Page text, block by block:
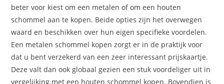
beter voor kiest om een metalen of om een houten
schommel aan te kopen. Beide opties zijn het overwegen
waard en beschikken over hun eigen specifieke voordelen.
Een metalen schommel kopen zorgt er in de praktijk voor
dat u bent verzekerd van een zeer interessant prijskaartje.
Deze valt dan ook globaal gezien een stuk voordeliger uit in
vergelijking met een houten schommel kopen. Bovendien is